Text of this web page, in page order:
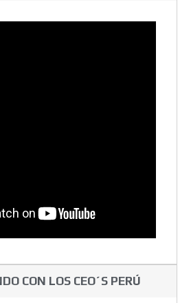
CON LOS CEO´S PERÚ